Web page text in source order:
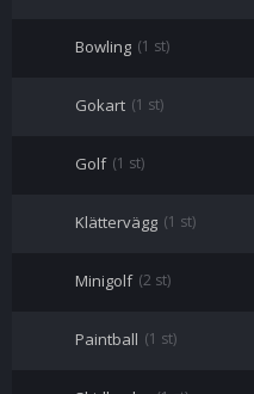
Bowling (1 st)
Gokart (1 st)
Golf (1 st)
Klättervägg (1 st)
Minigolf (2 st)
Paintball (1 st)